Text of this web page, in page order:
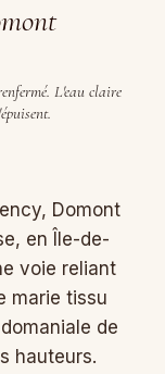
L'eau claire
Domont
en Île-de-
voie reliant
marie tissu
de
hauteurs.